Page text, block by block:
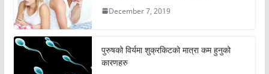
December 7, 2019
पुरुषको विर्यमा शुक्रकिटको मात्रा कम हुनुको
कारणहरु